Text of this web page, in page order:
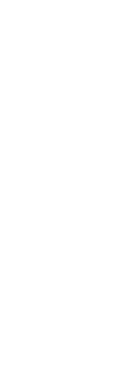
ていただ
ださい。
されるも
承くださ
販売店・
願いしま
登録され
同利用者
了承くだ
更すること
以下、
タル酸ジブチ
りません。
月12日よ
、
年数を意
等」とい
取得する
段を講じ
の製造装
引きをい